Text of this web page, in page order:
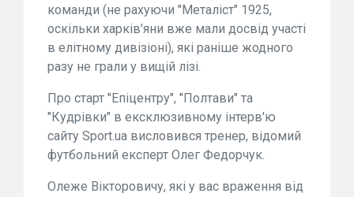
команди (не рахуючи "Металіст" 1925,
оскільки харків'яни вже мали досвід участі
в елітному дивізіоні), які раніше жодного
разу не грали у вищій лізі.
Про старт "Епіцентру", "Полтави" та
"Кудрівки" в ексклюзивному інтерв'ю
сайту Sport.ua висловився тренер, відомий
футбольний експерт Олег Федорчук.
Олеже Вікторовичу, які у вас враження від